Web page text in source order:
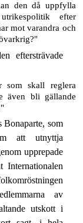
den då uppfylla
efter
mot varandra och
eftersträvade
som skall reglera
även bli gällande
som
att utnyttja
upprepade
Internationalen
av
utskott i